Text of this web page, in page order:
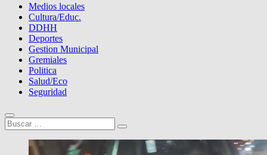
Medios locales
Cultura/Educ.
DDHH
Deportes
Gestion Municipal
Gremiales
Politica
Salud/Eco
Seguridad
Buscar
…